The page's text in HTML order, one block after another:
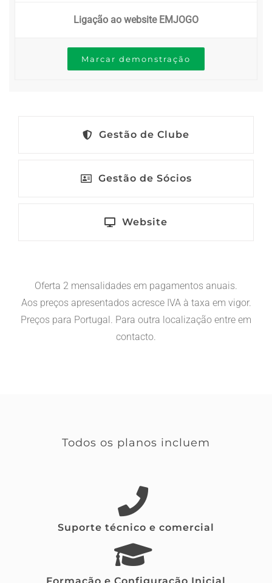
Ligação ao website EMJOGO
Marcar demonstração
Gestão de Clube
Gestão de Sócios
Website
Oferta 2 mensalidades em pagamentos anuais.
Aos preços apresentados acresce IVA à taxa em vigor.
Preços para Portugal. Para outra localização entre em
contacto.
Todos os planos incluem
Suporte técnico e comercial